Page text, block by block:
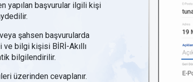
yapılan başvurular ilgili kişi
şahsen başvurularda
ve bilgi kişisi BİRİ-Akıllı
bilgilendirilir.
üzerinden cevaplanır.